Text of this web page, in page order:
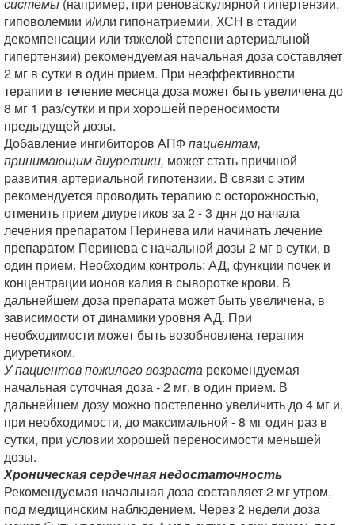
гиповолемии и/или гипонатриемии, ХСН в стадии
декомпенсации или тяжелой степени артериальной
гипертензии) рекомендуемая начальная доза составляет
2 мг в сутки в один прием. При неэффективности
терапии в течение месяца доза может быть увеличена до
8 мг 1 раз/сутки и при хорошей переносимости
предыдущей дозы.
Добавление ингибиторов АПФпациентам,
принимающим диуретики, может стать причиной
развития артериальной гипотензии. В связи с этим
рекомендуется проводить терапию с осторожностью,
отменить прием диуретиков за 2 - 3 дня до начала
лечения препаратом Перинева или начинать лечение
препаратом Перинева с начальной дозы 2 мг в сутки, в
один прием. Необходим контроль: АД, функции почек и
концентрации ионов калия в сыворотке крови. В
дальнейшем доза препарата может быть увеличена, в
зависимости от динамики уровня АД. При
необходимости может быть возобновлена терапия
диуретиком.
У пациентов пожилого возраста рекомендуемая
начальная суточная доза - 2 мг, в один прием. В
дальнейшем дозу можно постепенно увеличить до 4 мг и,
при необходимости, до максимальной - 8 мг один раз в
сутки, при условии хорошей переносимости меньшей
дозы.
Хроническая сердечная недостаточность
Рекомендуемая начальная доза составляет 2 мг утром,
под медицинским наблюдением. Через 2 недели доза